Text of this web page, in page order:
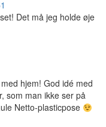
Det må jeg holde øje
hjem! God idé med
som man ikke ser på
Netto-plasticpose